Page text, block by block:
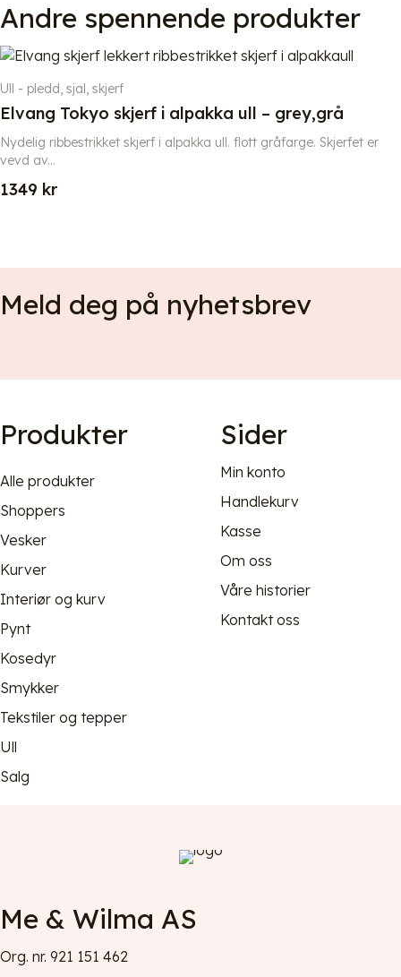
Andre spennende produkter
Ull - pledd, sjal, skjerf
Elvang Tokyo skjerf i alpakka ull – grey,grå
Nydelig ribbestrikket skjerf i alpakka ull. flott gråfarge. Skjerfet er
vevd av...
1349 kr
Me & Wilma AS
Org. nr. 921 151 462
Sider
Min konto
Handlekurv
Kasse
Om oss
Våre historier
Kontakt oss
Produkter
Alle produkter
Shoppers
Vesker
Kurver
Interiør og kurv
Pynt
Kosedyr
Smykker
Tekstiler og tepper
Ull
Salg
Meld deg på nyhetsbrev